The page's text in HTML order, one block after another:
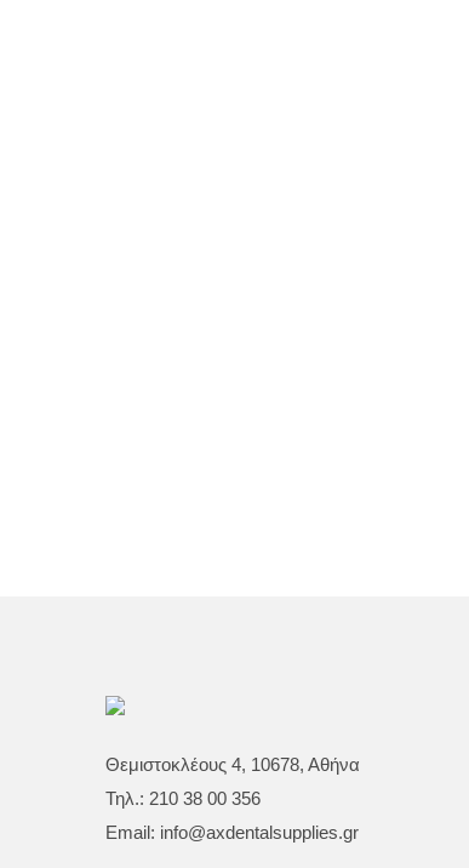
Θεμιστοκλέους 4, 10678, Αθήνα
Τηλ.: 210 38 00 356
Email: info@axdentalsupplies.gr